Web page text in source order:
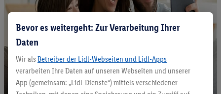
Bevor es weitergeht: Zur Verarbeitung Ihrer
Daten
Wir als Betreiber der Lidl-Webseiten und Lidl-Apps
verarbeiten Ihre Daten auf unseren Webseiten und unserer
App (gemeinsam: „Lidl-Dienste“) mittels verschiedener